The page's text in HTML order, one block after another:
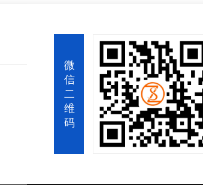
微
信
二
维
码